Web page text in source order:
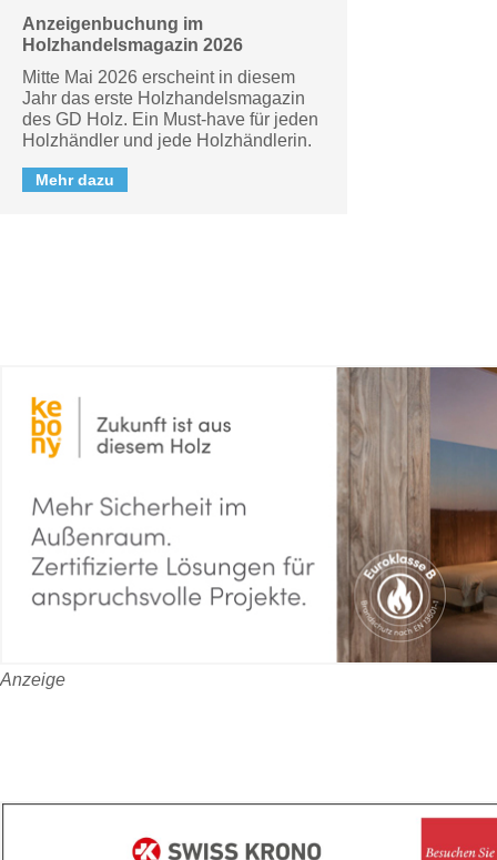
Anzeigenbuchung im
Holzhandelsmagazin 2026
Mitte Mai 2026 erscheint in diesem
Jahr das erste Holzhandelsmagazin
des GD Holz. Ein Must-have für jeden
Holzhändler und jede Holzhändlerin.
Mehr dazu
Anzeige